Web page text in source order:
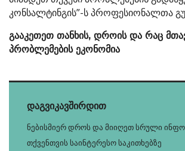
კონსალტინგის”-ს პროფესიონალთა
გააკეთეთ თანხის, დროის და რაც
პრობლემების ეკონომია
დაგვიკავშირდით
ნებისმიერ დროს და მიიღეთ სრული
თქვენთვის საინტერესო საკითხებზე